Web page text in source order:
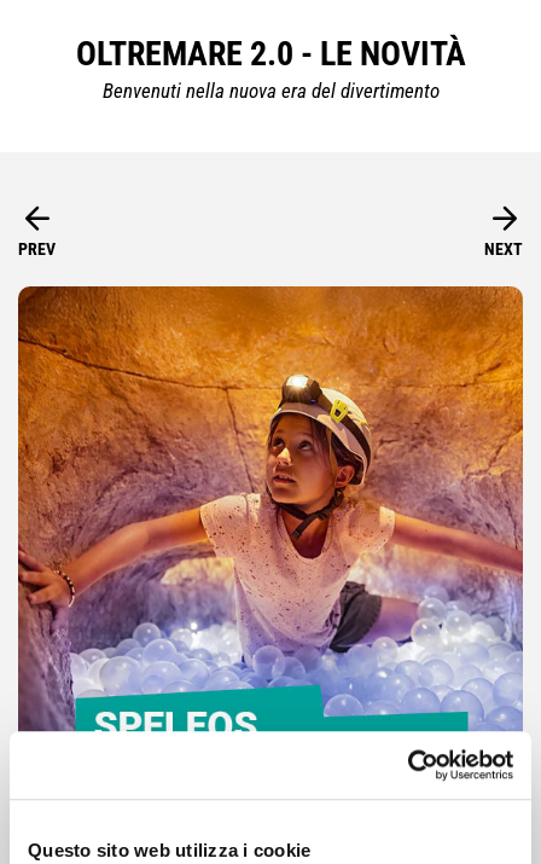
Questo sito web utilizza i cookie
OLTREMARE 2.0 - LE NOVITÀ
Benvenuti nella nuova era del divertimento
PREV NEXT